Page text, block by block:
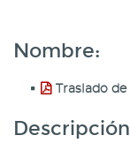
Nombre:
Traslado